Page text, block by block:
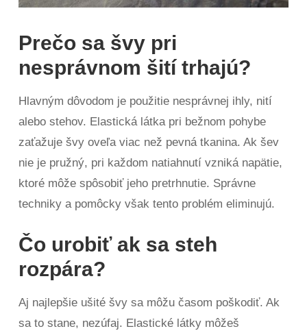
Prečo sa švy pri
nesprávnom šití trhajú?
Hlavným dôvodom je použitie nesprávnej ihly, nití
alebo stehov. Elastická látka pri bežnom pohybe
zaťažuje švy oveľa viac než pevná tkanina. Ak šev
nie je pružný, pri každom natiahnutí vzniká napätie,
ktoré môže spôsobiť jeho pretrhnutie. Správne
techniky a pomôcky však tento problém eliminujú.
Čo urobiť ak sa steh
rozpára?
Aj najlepšie ušité švy sa môžu časom poškodiť. Ak
sa to stane, nezúfaj. Elastické látky môžeš